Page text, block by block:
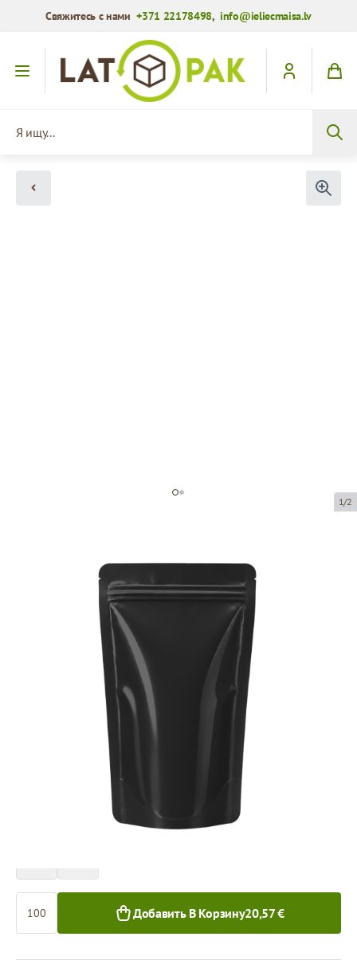
Свяжитесь с нами+371 22178498,info@ieliecmaisa.lv
Перейти к содержимому
1/2
11311
130 x 70 x 225 mm
Pet12/Al7/Pe110
Tовар можно получить в пункте выдачи.
Цена за 100 штук
Добавить В Корзину20,57 €